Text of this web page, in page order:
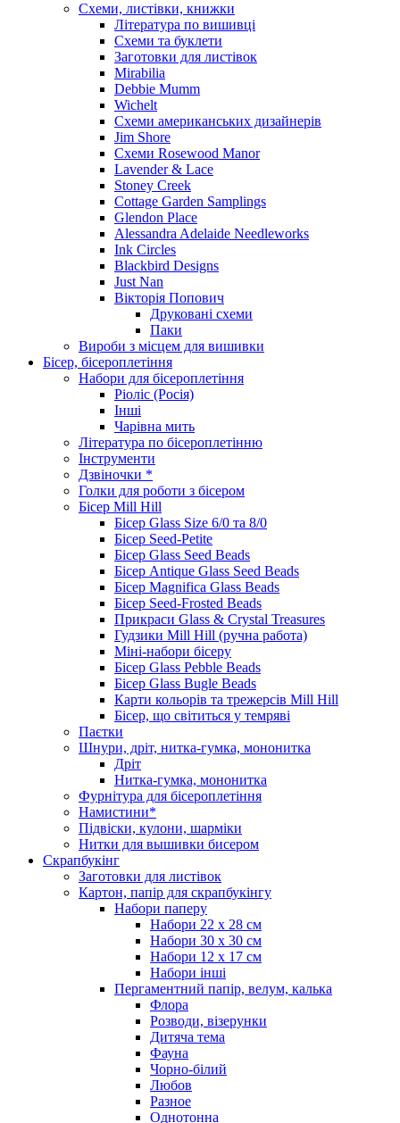
Схеми, листівки, книжки
Література по вишивці
Схеми та буклети
Заготовки для листівок
Mirabilia
Debbie Mumm
Wichelt
Схеми американських дизайнерів
Jim Shore
Cхеми Rosewood Manor
Lavender & Lace
Stoney Creek
Cottage Garden Samplings
Glendon Place
Alessandra Adelaide Needleworks
Ink Circles
Blackbird Designs
Just Nan
Вікторія Попович
Друковані схеми
Паки
Вироби з місцем для вишивки
Бісер, бісероплетіння
Набори для бісероплетіння
Ріоліс (Росія)
Інші
Чарівна мить
Література по бісероплетінню
Інструменти
Дзвіночки *
Голки для роботи з бісером
Бісер Mill Hill
Бісер Glass Size 6/0 та 8/0
Бісер Seed-Petite
Бісер Glass Seed Beads
Бісер Antique Glass Seed Beads
Бісер Magnifica Glass Beads
Бісер Seed-Frosted Beads
Прикраси Glass & Crystal Treasures
Гудзики Mill Hill (ручна работа)
Міні-набори бісеру
Бісер Glass Pebble Beads
Бісер Glass Bugle Beads
Карти кольорів та трежерсів Mill Hill
Бісер, що світиться у темряві
Паєтки
Шнури, дріт, нитка-гумка, мононитка
Дріт
Нитка-гумка, мононитка
Фурнітура для бісероплетіння
Намистини*
Підвіски, кулони, шарміки
Нитки для вышивки бисером
Скрапбукінг
Заготовки для листівок
Картон, папір для скрапбукінгу
Набори паперу
Набори 22 х 28 см
Набори 30 х 30 см
Набори 12 х 17 см
Набори інші
Пергаментний папір, велум, калька
Флора
Розводи, візерунки
Дитяча тема
Фауна
Чорно-білий
Любов
Разное
Однотонна